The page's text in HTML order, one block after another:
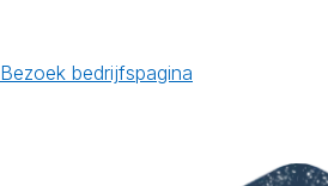
Bezoek bedrijfspagina